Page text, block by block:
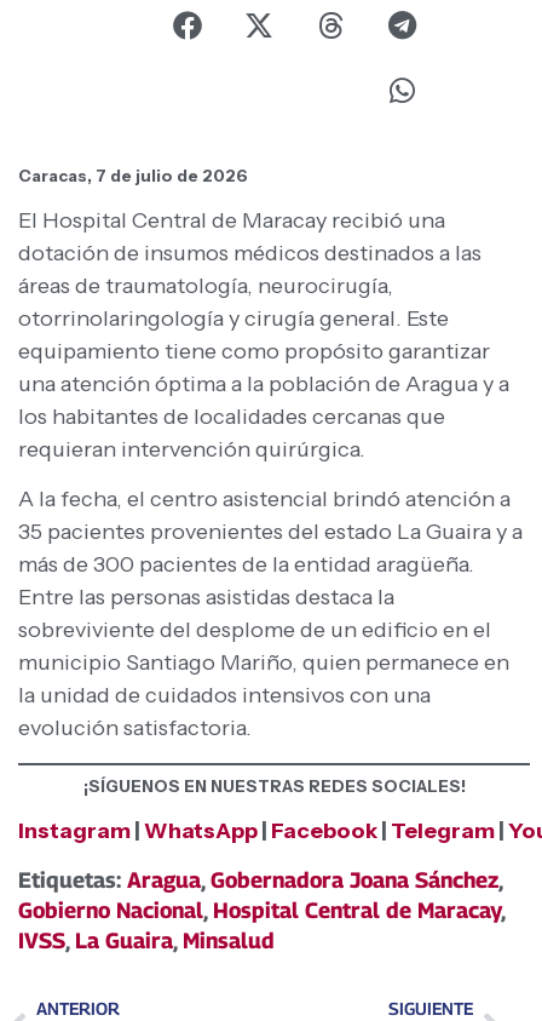
Caracas, 7 de julio de 2026
El Hospital Central de Maracay recibió una
dotación de insumos médicos destinados a las
áreas de traumatología, neurocirugía,
otorrinolaringología y cirugía general. Este
equipamiento tiene como propósito garantizar
una atención óptima a la población de Aragua y a
los habitantes de localidades cercanas que
requieran intervención quirúrgica.
A la fecha, el centro asistencial brindó atención a
35 pacientes provenientes del estado La Guaira y a
más de 300 pacientes de la entidad aragüeña.
Entre las personas asistidas destaca la
sobreviviente del desplome de un edificio en el
municipio Santiago Mariño, quien permanece en
la unidad de cuidados intensivos con una
evolución satisfactoria.
¡SÍGUENOS EN NUESTRAS REDES SOCIALES!
Instagram WhatsApp Facebook Telegram
Etiquetas: Aragua,Gobernadora Joana Sánchez,
Gobierno Nacional, Hospital Central de Maracay,
IVSS, La Guaira, Minsalud
ANTERIOR SIGUIENTE